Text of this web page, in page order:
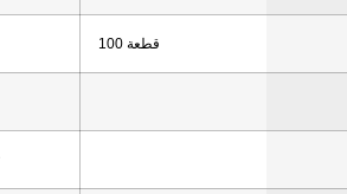
100 قطعة